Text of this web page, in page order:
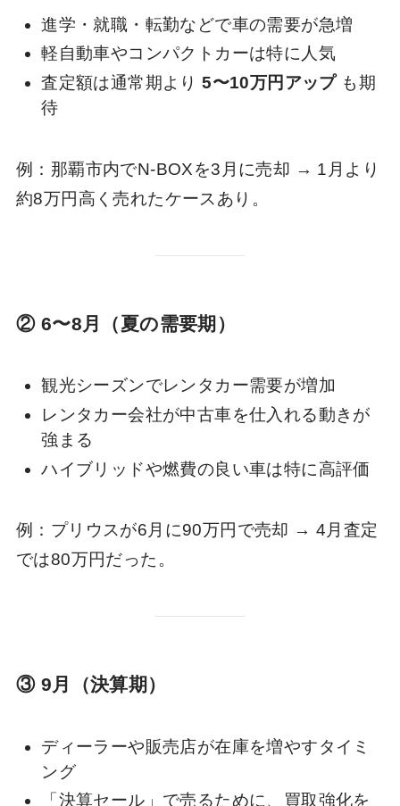
進学・就職・転勤などで車の需要が急増
軽自動車やコンパクトカーは特に人気
査定額は通常期より5〜10万円アップも期
待
例：那覇市内でN-BOXを3月に売却 → 1月より
約8万円高く売れたケースあり。
② 6〜8月（夏の需要期）
観光シーズンでレンタカー需要が増加
レンタカー会社が中古車を仕入れる動きが
強まる
ハイブリッドや燃費の良い車は特に高評価
例：プリウスが6月に90万円で売却 → 4月査定
では80万円だった。
③ 9月（決算期）
ディーラーや販売店が在庫を増やすタイミ
ング
「決算セール」で売るために、買取強化を